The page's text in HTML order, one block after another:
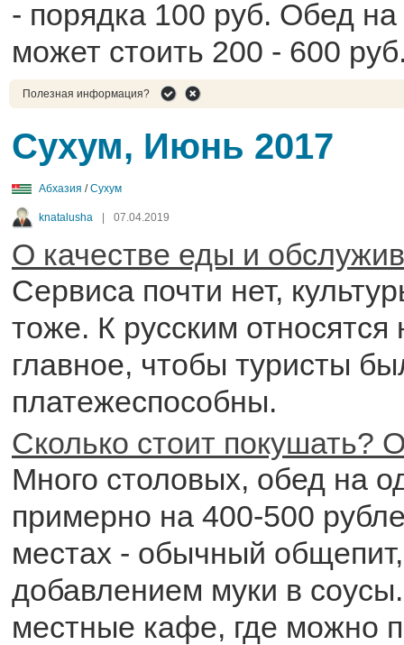
- порядка 100 руб. Обед на
может стоить 200 - 600
Полезная информация?
Сухум, Июнь 2017
Абхазия /Сухум
knatalusha 07.04.2019
О качестве еды и
Сервиса почти нет,
тоже. К русским относятся
главное, чтобы туристы
платежеспособны.
Сколько стоит покушать?
Много столовых, обед на
примерно на 400-500
местах - обычный
добавлением муки в
местные кафе, где можно